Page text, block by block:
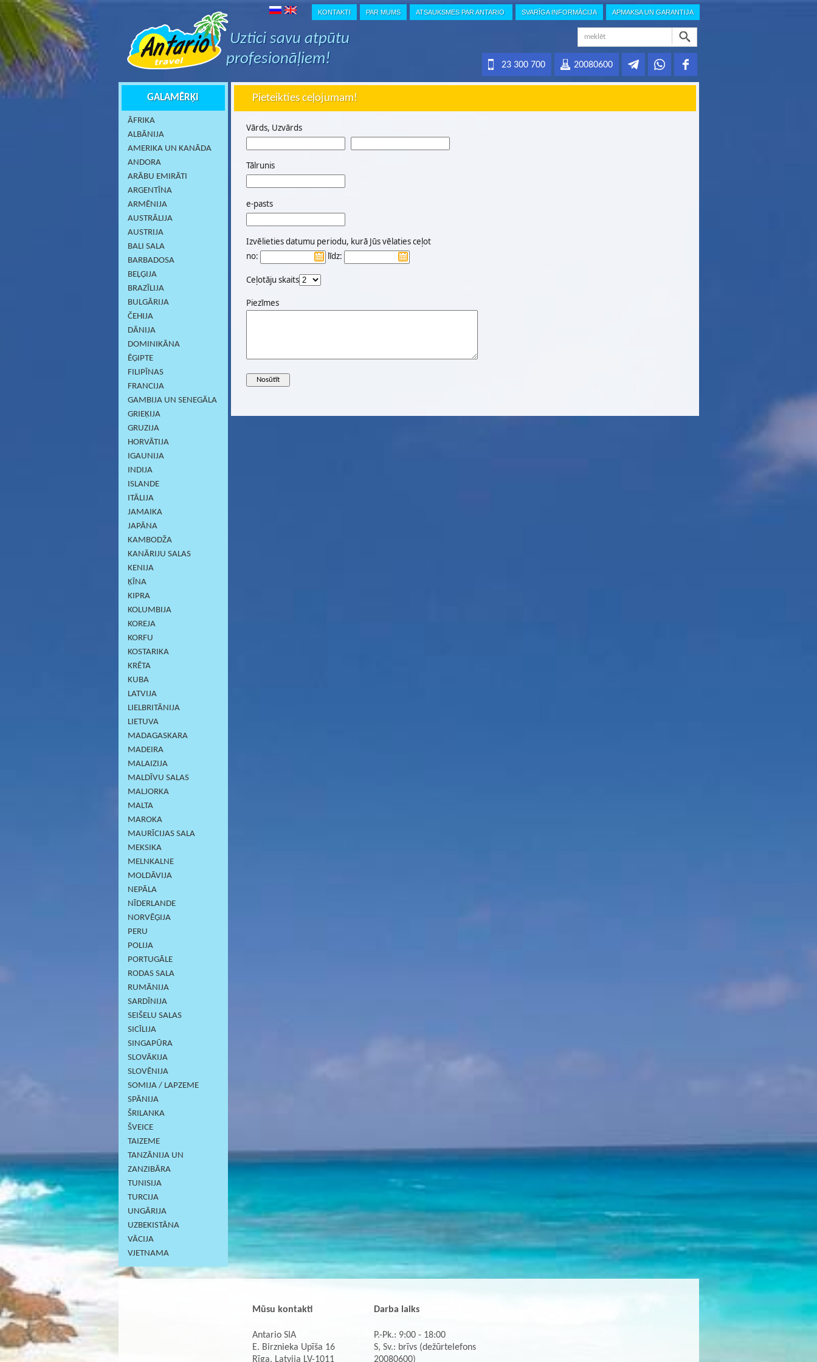
KONTAKTI PAR MUMS ATSAUKSMES PAR ANTARIO SVARĪGA INFORMĀCIJA APMAKSA UN GARANTIJA
Uztici savu atpūtu
profesionāļiem!
20080600
23 300 700
GALAMĒRĶI
ĀFRIKA
ALBĀNIJA
AMERIKA UN KANĀDA
ANDORA
ARĀBU EMIRĀTI
ARGENTĪNA
ARMĒNIJA
AUSTRĀLIJA
AUSTRIJA
BALI SALA
BARBADOSA
BEĻĢIJA
BRAZĪLIJA
BULGĀRIJA
ČEHIJA
DĀNIJA
DOMINIKĀNA
ĒĢIPTE
FILIPĪNAS
FRANCIJA
GAMBIJA UN SENEGĀLA
GRIEĶIJA
GRUZIJA
HORVĀTIJA
IGAUNIJA
INDIJA
ISLANDE
ITĀLIJA
JAMAIKA
JAPĀNA
KAMBODŽA
KANĀRIJU SALAS
KENIJA
ĶĪNA
KIPRA
KOLUMBIJA
KOREJA
KORFU
KOSTARIKA
KRĒTA
KUBA
LATVIJA
LIELBRITĀNIJA
LIETUVA
MADAGASKARA
MADEIRA
MALAIZIJA
MALDĪVU SALAS
MALJORKA
MALTA
MAROKA
MAURĪCIJAS SALA
MEKSIKA
MELNKALNE
MOLDĀVIJA
NEPĀLA
NĪDERLANDE
NORVĒĢIJA
PERU
POLIJA
PORTUGĀLE
RODAS SALA
RUMĀNIJA
SARDĪNIJА
SEIŠELU SALAS
SICĪLIJA
SINGAPŪRA
SLOVĀKIJA
SLOVĒNIJA
SOMIJA / LAPZEME
SPĀNIJA
ŠRILANKA
ŠVEICE
TAIZEME
TANZĀNIJA UN
ZANZIBĀRA
TUNISIJA
TURCIJA
UNGĀRIJA
UZBEKISTĀNA
VĀCIJA
VJETNAMA
Pieteikties ceļojumam!
Vārds, Uzvārds
Tālrunis
e-pasts
Izvēlieties datumu periodu, kurā Jūs vēlaties ceļot
no:
līdz:
Ceļotāju skaits
Piezīmes
Mūsu kontakti
Antario SIA
E. Birznieka Upīša 16
Rīga, Latvija LV-1011
Darba laiks
P.-Pk.: 9:00 - 18:00
S, Sv.: brīvs (dežūrtelefons
20080600)